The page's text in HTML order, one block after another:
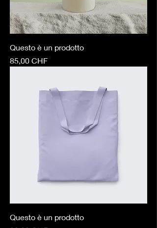
Questo è un prodotto
Prezzo
85,00 CHF
Questo è un prodotto